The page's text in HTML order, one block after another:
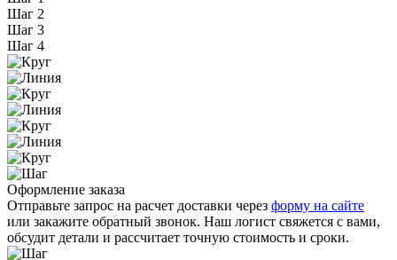
Шаг 2
Шаг 3
Шаг 4
Оформление заказа
Отправьте запрос на расчет доставки через форму на сайте
или закажите обратный звонок. Наш логист свяжется с вами,
обсудит детали и рассчитает точную стоимость и сроки.